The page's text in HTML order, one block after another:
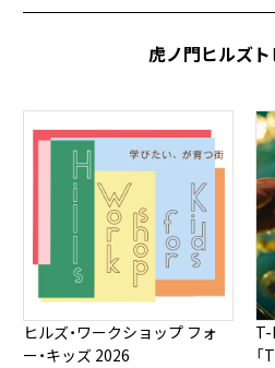
虎ノ門ヒルズ
ヒルズ・ワークショップ フォ
ー・キッズ 2026
T-
「